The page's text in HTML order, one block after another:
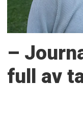
–
full av